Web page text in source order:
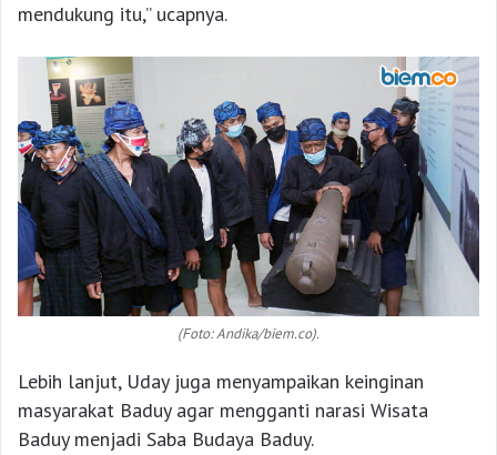
mendukung itu,” ucapnya.
(Foto: Andika/biem.co).
Lebih lanjut, Uday juga menyampaikan keinginan
masyarakat Baduy agar mengganti narasi Wisata
Baduy menjadi Saba Budaya Baduy.